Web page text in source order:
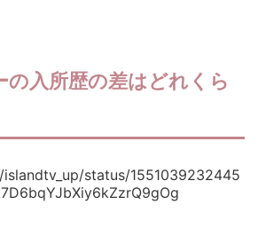
の入所歴の差はどれくら
status/1551039232445